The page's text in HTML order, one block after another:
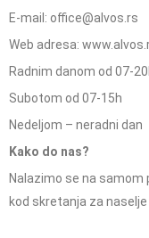
E-mail: office@alvos.rs
Web adresa:
Radnim danom od 07-
Subotom od 07-15h
Nedeljom – neradni dan
Kako do nas?
Nalazimo se na samom
kod skretanja za naselje